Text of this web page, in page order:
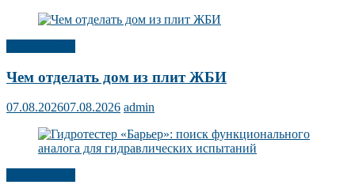
Чем отделать дом из плит ЖБИ
07.08.202607.08.2026 admin